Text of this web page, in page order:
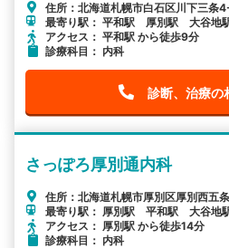
住所：北海道札幌市白石区川下三条
最寄り駅： 平和駅 厚別駅 大谷地
アクセス： 平和駅 から徒歩9分
診療科目： 内科
診断、治療の
さっぽろ厚別通内科
住所：北海道札幌市厚別区厚別西五
最寄り駅： 厚別駅 平和駅 大谷地
アクセス： 厚別駅 から徒歩14分
診療科目： 内科